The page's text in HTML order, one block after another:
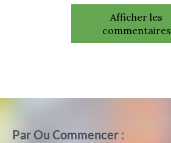
Afficher les
commentaires
Par Ou Commencer :